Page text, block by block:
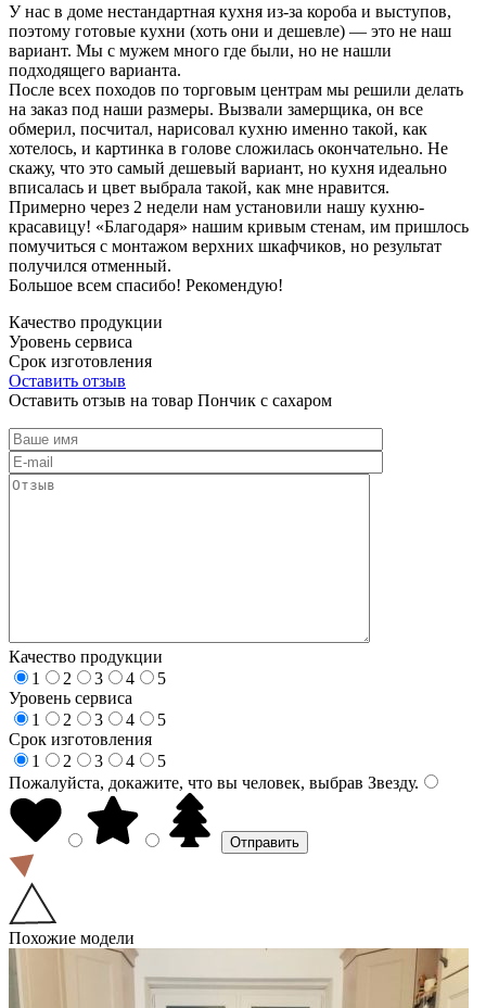
У нас в доме нестандартная кухня из-за короба и выступов,
поэтому готовые кухни (хоть они и дешевле) — это не наш
вариант. Мы с мужем много где были, но не нашли
подходящего варианта.
После всех походов по торговым центрам мы решили делать
на заказ под наши размеры. Вызвали замерщика, он все
обмерил, посчитал, нарисовал кухню именно такой, как
хотелось, и картинка в голове сложилась окончательно. Не
скажу, что это самый дешевый вариант, но кухня идеально
вписалась и цвет выбрала такой, как мне нравится.
Примерно через 2 недели нам установили нашу кухню-
красавицу! «Благодаря» нашим кривым стенам, им пришлось
помучиться с монтажом верхних шкафчиков, но результат
получился отменный.
Большое всем спасибо! Рекомендую!
Качество продукции
Уровень сервиса
Срок изготовления
Оставить отзыв
Оставить отзыв на товар Пончик с сахаром
Качество продукции
1
2 3 4
5
Уровень сервиса
1
2 3 4
5
Срок изготовления
1
2 3 4
5
Пожалуйста, докажите, что вы человек, выбрав Звезду.
Похожие модели